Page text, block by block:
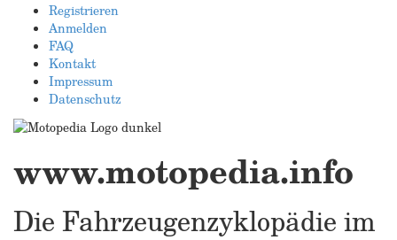
Registrieren
Anmelden
FAQ
Kontakt
Impressum
Datenschutz
www.motopedia.info
Die Fahrzeugenzyklopädie im